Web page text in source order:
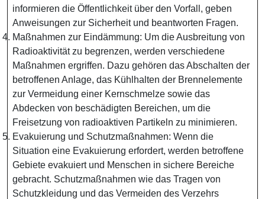
informieren die Öffentlichkeit über den Vorfall, geben
Anweisungen zur Sicherheit und beantworten Fragen.
Maßnahmen zur Eindämmung: Um die Ausbreitung von
Radioaktivität zu begrenzen, werden verschiedene
Maßnahmen ergriffen. Dazu gehören das Abschalten der
betroffenen Anlage, das Kühlhalten der Brennelemente
zur Vermeidung einer Kernschmelze sowie das
Abdecken von beschädigten Bereichen, um die
Freisetzung von radioaktiven Partikeln zu minimieren.
Evakuierung und Schutzmaßnahmen: Wenn die
Situation eine Evakuierung erfordert, werden betroffene
Gebiete evakuiert und Menschen in sichere Bereiche
gebracht. Schutzmaßnahmen wie das Tragen von
Schutzkleidung und das Vermeiden des Verzehrs